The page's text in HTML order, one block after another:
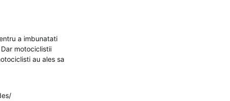
a imbunatati
motociclistii
au ales sa